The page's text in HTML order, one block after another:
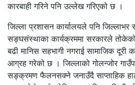
कारबाही गरिने पनि उल्लेख गरिएको छ ।
जिल्ला प्रशासन कार्यालयले पनि जिल्लाभर
सङ्घसंस्थाका कार्यक्रममा सरकारले
बढी मानिस सहभागी नगराई सामाजिक दूरी
आग्रह गरेको छ । जिल्लाको गोलन्जोर
सङ्क्रमण फैलनसक्ने जनाउँदै साप्ताहिक